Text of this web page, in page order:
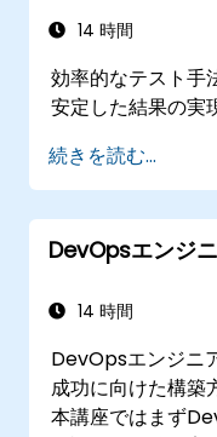
14 時間
効率的なテスト手
安定した結果の実
続きを読む...
DevOpsエンジ
14 時間
DevOpsエンジニ
成功に向けた構築
本講座ではまず